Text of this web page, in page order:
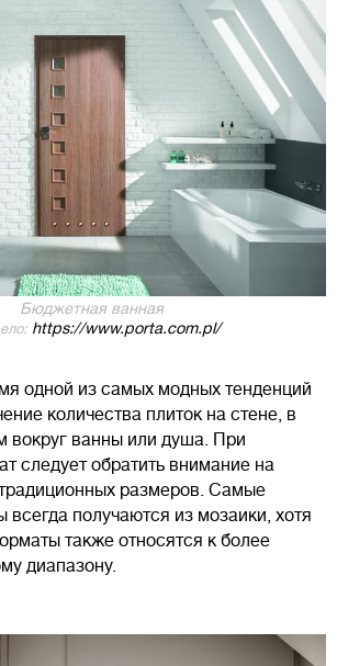
Бюджетная ванная
https://www.porta.com.pl/
одной из самых модных тенденций
количества плиток на стене, в
вокруг ванны или душа. При
следует обратить внимание на
размеров. Самые
всегда получаются из мозаики, хотя
также относятся к более
диапазону.